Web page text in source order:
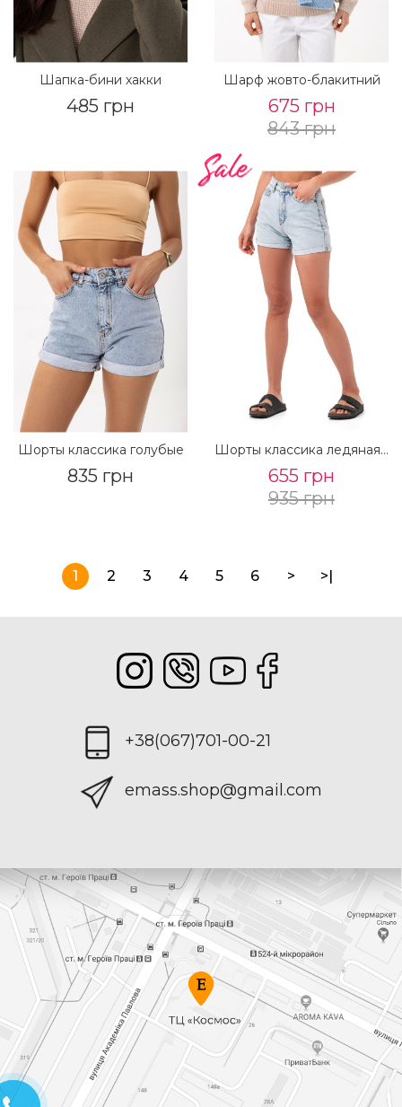
Шапка-бини хакки
485 грн
Шарф жовто-блакитний
675 грн
843 грн
Шорты классика голубые
835 грн
Шорты классика ледяная варка
655 грн
935 грн
1 2 3 4 5 6 > >|
+38(067)701-00-21
emass.shop@gmail.com